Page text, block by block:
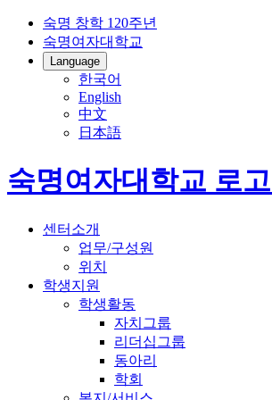
숙명 창학 120주년
숙명여자대학교
Language
한국어
English
中文
日本語
숙명여자대학교 로고
센터소개
업무/구성원
위치
학생지원
학생활동
자치그룹
리더십그룹
동아리
학회